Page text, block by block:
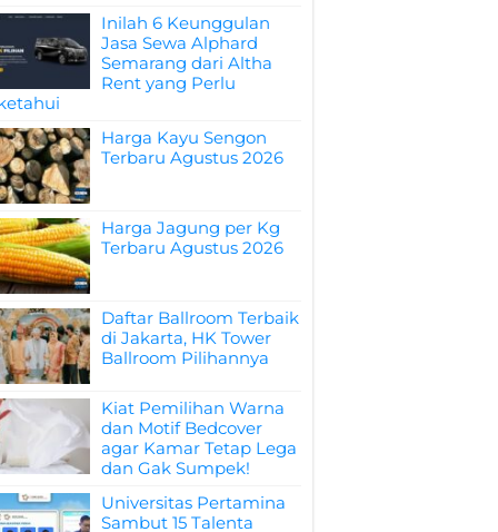
Inilah 6 Keunggulan
Jasa Sewa Alphard
Semarang dari Altha
Rent yang Perlu
Harga Kayu Sengon
Terbaru Agustus 2026
Harga Jagung per Kg
Terbaru Agustus 2026
Daftar Ballroom Terbaik
di Jakarta, HK Tower
Ballroom Pilihannya
Kiat Pemilihan Warna
dan Motif Bedcover
agar Kamar Tetap Lega
dan Gak Sumpek!
Universitas Pertamina
Sambut 15 Talenta